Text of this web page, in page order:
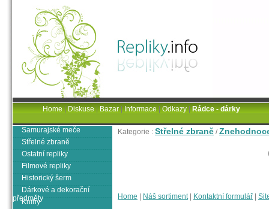
Kategorie : Střelné zbraně /
Home Náš sortiment| Kontaktní formulář
Samurajské meče
Střelné zbraně
Ostatní repliky
Filmové repliky
Historický šerm
Dárkové a dekorační
předměty
Knihy
Home|Diskuse|Bazar|Informace|Odkazy|Rádce - dárky